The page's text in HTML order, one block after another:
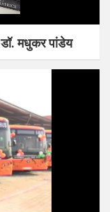
डॉ. मधुकर पांडेय